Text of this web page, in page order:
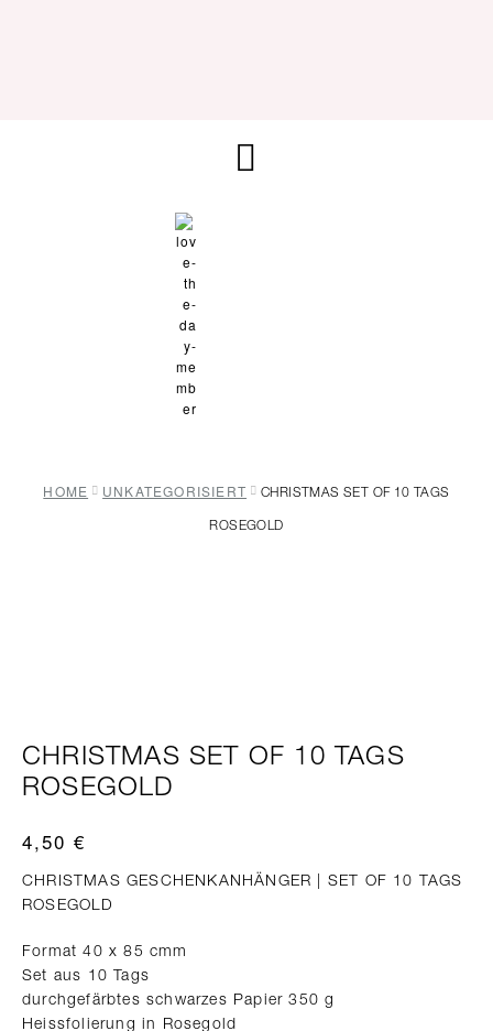
HOME UNKATEGORISIERT
CHRISTMAS SET OF 10 TAGS
ROSEGOLD
CHRISTMAS SET OF 10 TAGS
ROSEGOLD
4,50 €
CHRISTMAS GESCHENKANHÄNGER | SET OF 10 TAGS
ROSEGOLD
Format 40 x 85 cmm
Set aus 10 Tags
durchgefärbtes schwarzes Papier 350 g
Heissfolierung in Rosegold